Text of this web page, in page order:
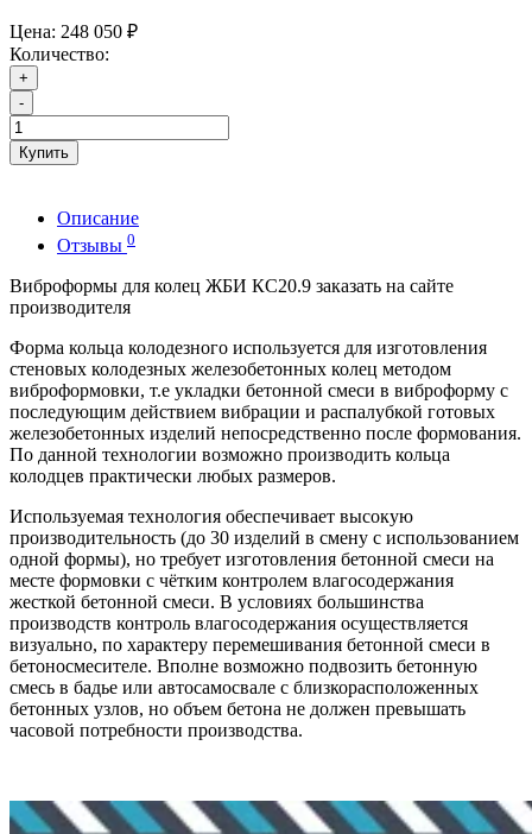
Цена: 248 050 ₽
Количество:
+
-
Купить
Описание
Отзывы 0
Виброформы для колец ЖБИ КС20.9 заказать на сайте
производителя
Форма кольца колодезного используется для изготовления
стеновых колодезных железобетонных колец методом
виброформовки, т.е укладки бетонной смеси в виброформу с
последующим действием вибрации и распалубкой готовых
железобетонных изделий непосредственно после формования.
По данной технологии возможно производить кольца
колодцев практически любых размеров.
Используемая технология обеспечивает высокую
производительность (до 30 изделий в смену с использованием
одной формы), но требует изготовления бетонной смеси на
месте формовки с чётким контролем влагосодержания
жесткой бетонной смеси. В условиях большинства
производств контроль влагосодержания осуществляется
визуально, по характеру перемешивания бетонной смеси в
бетоносмесителе. Вполне возможно подвозить бетонную
смесь в бадье или автосамосвале с близкорасположенных
бетонных узлов, но объем бетона не должен превышать
часовой потребности производства.